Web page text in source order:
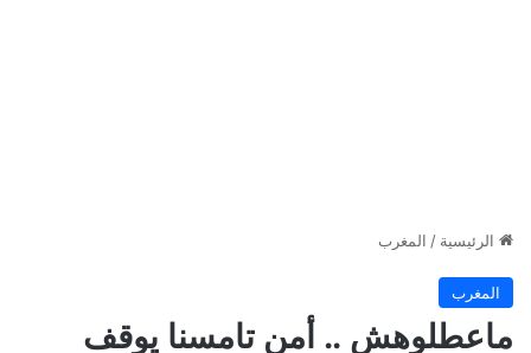
الرئيسية / المغرب
المغرب
ماعطلوهش .. أمن تامسنا يوقف